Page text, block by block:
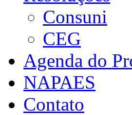
Consuni
CEG
Agenda do
NAPAES
Contato